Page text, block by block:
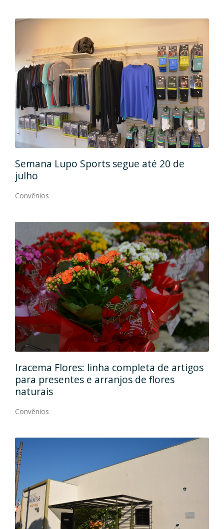
até 20 de
de artigos
flores
Caramelada: moda infantil com
Em dois endereços, Ana Maria
qualidade, elegância e